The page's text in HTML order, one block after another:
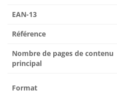
EAN-13
Référence
Nombre de pages de contenu
principal
Format